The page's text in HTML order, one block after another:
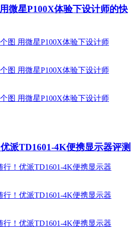
微星P100X体验下设计师的快
派TD1601-4K便携显示器评测